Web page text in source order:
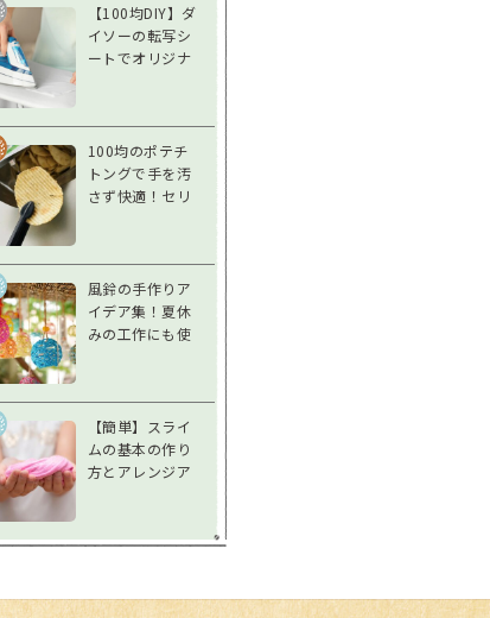
【100均DIY】ダ
イソーの転写シ
ートでオリジナ
意点を徹底解説
100均のポテチ
トングで手を汚
さず快適！セリ
ー
風鈴の手作りア
イデア集！夏休
みの工作にも使
過ごそう
【簡単】スライ
ムの基本の作り
方とアレンジア
う！